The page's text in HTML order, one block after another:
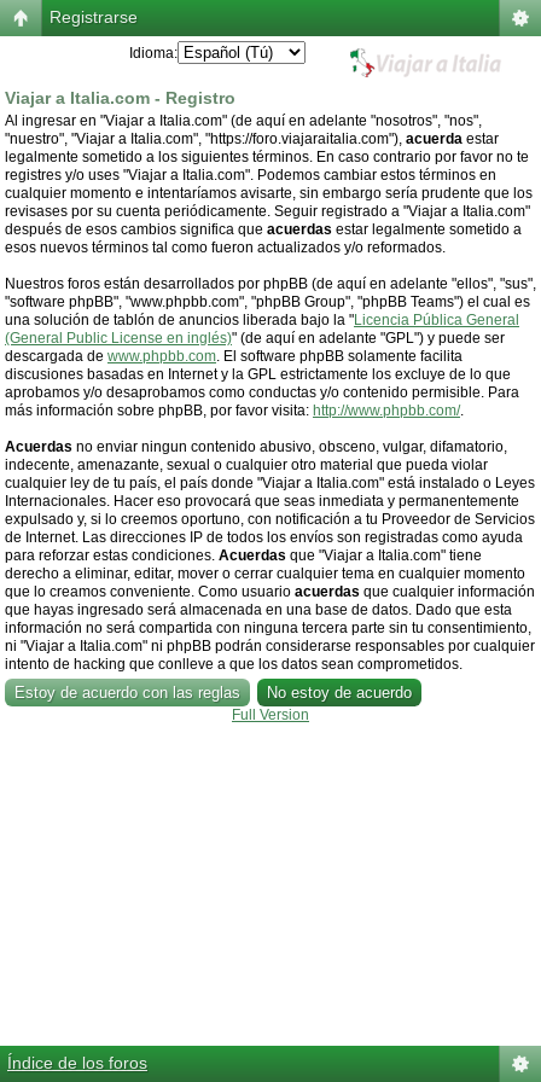
Registrarse
Idioma:
Viajar a Italia.com - Registro
Al ingresar en "Viajar a Italia.com" (de aquí en adelante "nosotros", "nos",
"nuestro", "Viajar a Italia.com", "https://foro.viajaraitalia.com"), acuerda estar
legalmente sometido a los siguientes términos. En caso contrario por favor no te
registres y/o uses "Viajar a Italia.com". Podemos cambiar estos términos en
cualquier momento e intentaríamos avisarte, sin embargo sería prudente que los
revisases por su cuenta periódicamente. Seguir registrado a "Viajar a Italia.com"
después de esos cambios significa que acuerdas estar legalmente sometido a
esos nuevos términos tal como fueron actualizados y/o reformados.
Nuestros foros están desarrollados por phpBB (de aquí en adelante "ellos", "sus",
"software phpBB", "www.phpbb.com", "phpBB Group", "phpBB Teams") el cual es
una solución de tablón de anuncios liberada bajo la "Licencia Pública General
(General Public License en inglés)" (de aquí en adelante "GPL") y puede ser
descargada de www.phpbb.com. El software phpBB solamente facilita
discusiones basadas en Internet y la GPL estrictamente los excluye de lo que
aprobamos y/o desaprobamos como conductas y/o contenido permisible. Para
más información sobre phpBB, por favor visita: http://www.phpbb.com/.
Acuerdas no enviar ningun contenido abusivo, obsceno, vulgar, difamatorio,
indecente, amenazante, sexual o cualquier otro material que pueda violar
cualquier ley de tu país, el país donde "Viajar a Italia.com" está instalado o Leyes
Internacionales. Hacer eso provocará que seas inmediata y permanentemente
expulsado y, si lo creemos oportuno, con notificación a tu Proveedor de Servicios
de Internet. Las direcciones IP de todos los envíos son registradas como ayuda
para reforzar estas condiciones. Acuerdas que "Viajar a Italia.com" tiene
derecho a eliminar, editar, mover o cerrar cualquier tema en cualquier momento
que lo creamos conveniente. Como usuario acuerdas que cualquier información
que hayas ingresado será almacenada en una base de datos. Dado que esta
información no será compartida con ninguna tercera parte sin tu consentimiento,
ni "Viajar a Italia.com" ni phpBB podrán considerarse responsables por cualquier
intento de hacking que conlleve a que los datos sean comprometidos.
Full Version
Índice de los foros